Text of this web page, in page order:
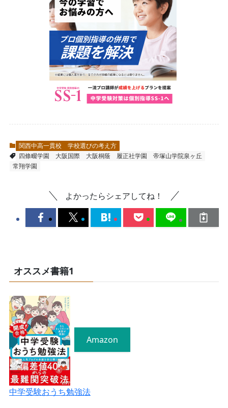
関西中高一貫校 学校選びの考え方
四條畷学園
大阪国際 大阪桐蔭 履正社学園
帝塚山学院泉ヶ丘
常翔学園
よかったらシェアしてね！
オススメ書籍1
Amazon
中学受験おうち勉強法